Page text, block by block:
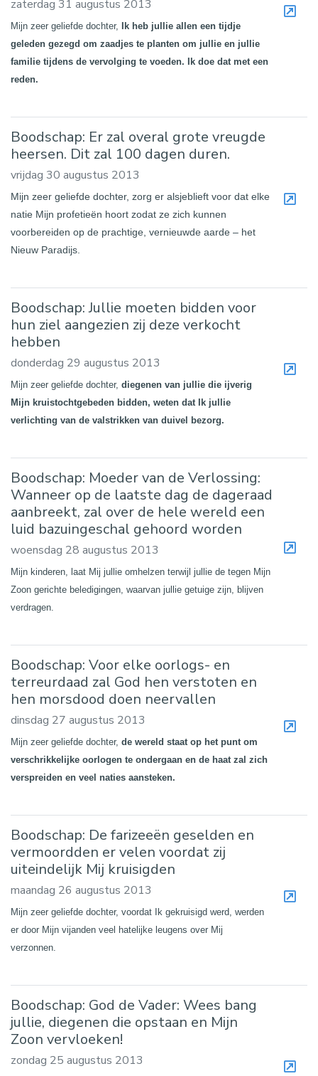
zaterdag 31 augustus 2013
Mijn zeer geliefde dochter,
Ik heb jullie allen een tijdje
geleden gezegd om zaadjes te planten om jullie en jullie
familie tijdens de vervolging te voeden. Ik doe dat met een
reden.
Boodschap: Er zal overal grote vreugde
heersen. Dit zal 100 dagen duren.
vrijdag 30 augustus 2013
Mijn zeer geliefde dochter, zorg er alsjeblieft voor dat elke
natie Mijn profetieën hoort zodat ze zich kunnen
voorbereiden op de prachtige, vernieuwde aarde – het
Nieuw Paradijs.
Boodschap: Jullie moeten bidden voor
hun ziel aangezien zij deze verkocht
hebben
donderdag 29 augustus 2013
Mijn zeer geliefde dochter, diegenen van jullie die ijverig
Mijn kruistochtgebeden bidden, weten dat Ik jullie
verlichting van de valstrikken van duivel bezorg.
Boodschap: Moeder van de Verlossing:
Wanneer op de laatste dag de dageraad
aanbreekt, zal over de hele wereld een
luid bazuingeschal gehoord worden
woensdag 28 augustus 2013
Mijn kinderen, laat Mij jullie omhelzen terwijl jullie de tegen Mijn
Zoon gerichte beledigingen, waarvan jullie getuige zijn, blijven
verdragen.
Boodschap: Voor elke oorlogs- en
terreurdaad zal God hen verstoten en
hen morsdood doen neervallen
dinsdag 27 augustus 2013
Mijn zeer geliefde dochter, de wereld staat op het punt om
verschrikkelijke oorlogen te ondergaan en de haat zal zich
verspreiden en veel naties aansteken.
Boodschap: De farizeeën geselden en
vermoordden er velen voordat zij
uiteindelijk Mij kruisigden
maandag 26 augustus 2013
Mijn zeer geliefde dochter, voordat Ik gekruisigd werd, werden
er door Mijn vijanden veel hatelijke leugens over Mij
verzonnen.
Boodschap: God de Vader: Wees bang
jullie, diegenen die opstaan en Mijn
Zoon vervloeken!
zondag 25 augustus 2013